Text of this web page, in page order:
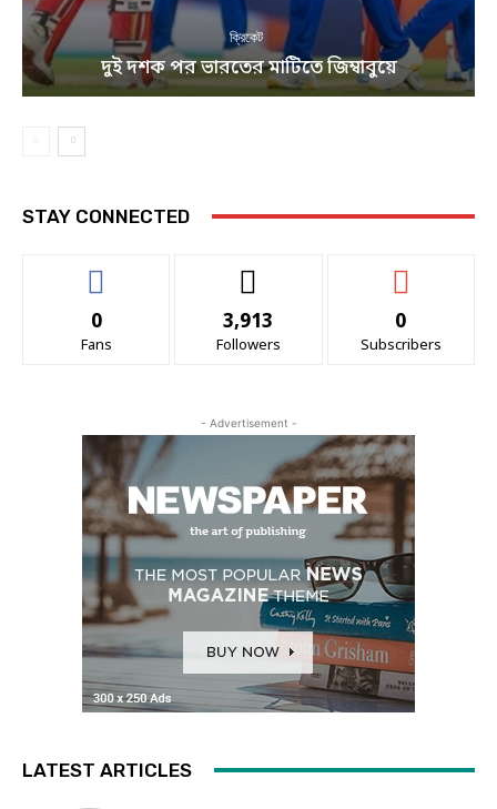
ক্রিকেট
দুই দশক পর ভারতের মাটিতে জিম্বাবুয়ে
STAY CONNECTED
0
Fans
3,913
Followers
0
Subscribers
- Advertisement -
LATEST ARTICLES